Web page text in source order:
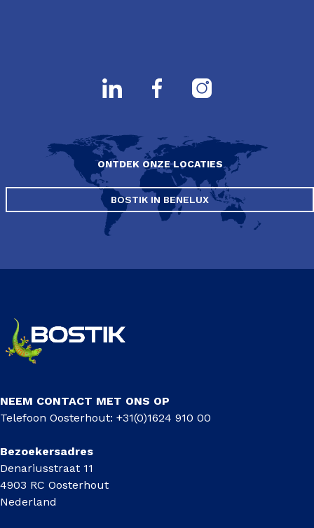
ONTDEK ONZE LOCATIES
BOSTIK IN BENELUX
NEEM CONTACT MET ONS OP
Telefoon Oosterhout: +31(0)1624 910 00
Bezoekersadres
Denariusstraat 11
4903 RC Oosterhout
Nederland